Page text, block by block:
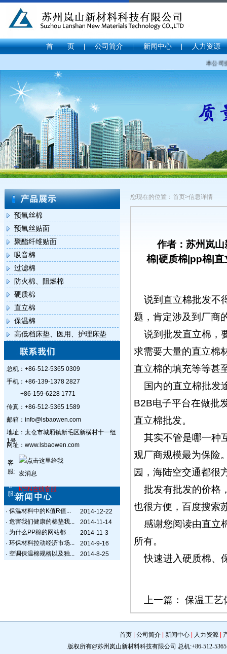
首 页 公司简介 新闻中心 人力资源
本公司
预氧丝棉
预氧丝贴面
聚酯纤维贴面
吸音棉
过滤棉
防火棉、阻燃棉
硬质棉
直立棉
保温棉
高低档床垫、医用、护理床垫
总机：+86-512-5365 0309
手机：+86-139-1378 2827
+86-159-6228 1771
传真：+86-512-5365 1589
邮箱：info@lsbaowen.com
地址：太仓市城厢镇新毛区新横村十一组
1号
网址：www.lsbaowen.com
客
服:
客
服:
MSN在线客服
· 保温材料中的K值R值...
2014-12-22
· 危害我们健康的棉垫我...
2014-11-14
· 为什么PP棉的网站都...
2014-11-3
· 环保材料拉动经济市场...
2014-9-16
· 空调保温棉规格以及独... 2014-8-25
您现在的位置：首页>信息详情
作者：苏州岚
棉|硬质棉|pp棉|
说到直立棉批发不
题，肯定涉及到厂商
说到批发直立棉，
求需要大量的直立棉
直立棉的填充等等甚
国内的直立棉批发
B2B电子平台在做批
直立棉批发。
其实不管是哪一种
观厂商规模最为保险
园，海陆空交通都很
批发有批发的价格
也很方便，百度搜索
感谢您阅读由直立
所有。
快速进入硬质棉、
上一篇： 保温工艺
首页| 公司简介| 新闻中心| 人力资源|
版权所有@苏州岚山新材料科技有限公司 总机:+86-512-5365